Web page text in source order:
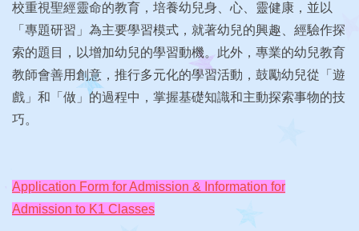
校重視聖經靈命的教育，培養幼兒身、心、靈健康，並以
「專題研習」為主要學習模式，就著幼兒的興趣、經驗作探
索的題目，以增加幼兒的學習動機。此外，專業的幼兒教育
教師會善用創意，推行多元化的學習活動，鼓勵幼兒從「遊
戲」和「做」的過程中，掌握基礎知識和主動探索事物的技
巧。
Application Form for Admission & Information for
Admission to K1 Classes